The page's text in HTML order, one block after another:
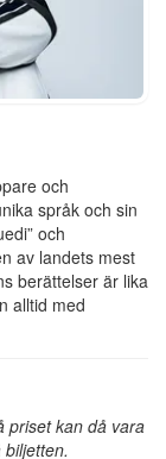
och
språk och sin
och
av landets mest
berättelser är lika
alltid med
priset kan då vara